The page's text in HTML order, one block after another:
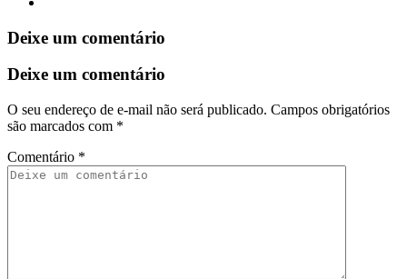
Deixe um comentário
Deixe um comentário
O seu endereço de e-mail não será publicado. Campos obrigatórios
são marcados com *
Comentário *